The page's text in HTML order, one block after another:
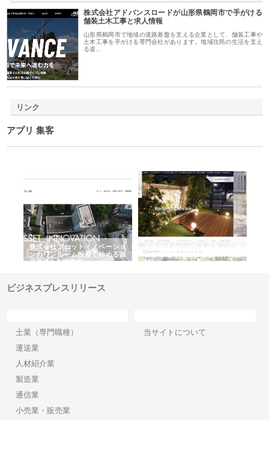
株式会社アドバンスロードが山形県鶴岡市で手がける
舗装土木工事と求人情報
山形県鶴岡市で地域の道路基盤を支える企業として、舗装工事や
土木工事を手がける専門会社があります。地域住民の生活を支え
る道…
リンク
アプリ 集客
株式会社アセットイノベーショ
ンのワンルーム投資で始める資
産形成と老後準備
と名古屋で叶える理想の外構空
間
ビジネスプレスリリース
士業（専門職種）
運送業
人材紹介業
製造業
通信業
小売業・販売業
当サイトについて